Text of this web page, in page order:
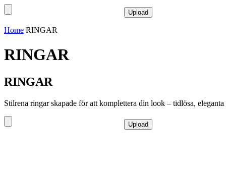
Home RINGAR
RINGAR
RINGAR
Stilrena ringar skapade för att komplettera din look – tidlösa,